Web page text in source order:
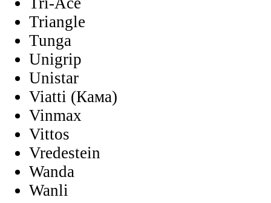
Triangle
Tunga
Unigrip
Unistar
Viatti (Кама)
Vinmax
Vittos
Vredestein
Wanda
Wanli